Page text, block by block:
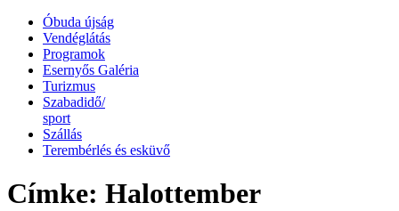
Óbuda újság
Vendéglátás
Programok
Esernyős Galéria
Turizmus
Szabadidő/
sport
Szállás
Terembérlés és esküvő
Címke: Halottember